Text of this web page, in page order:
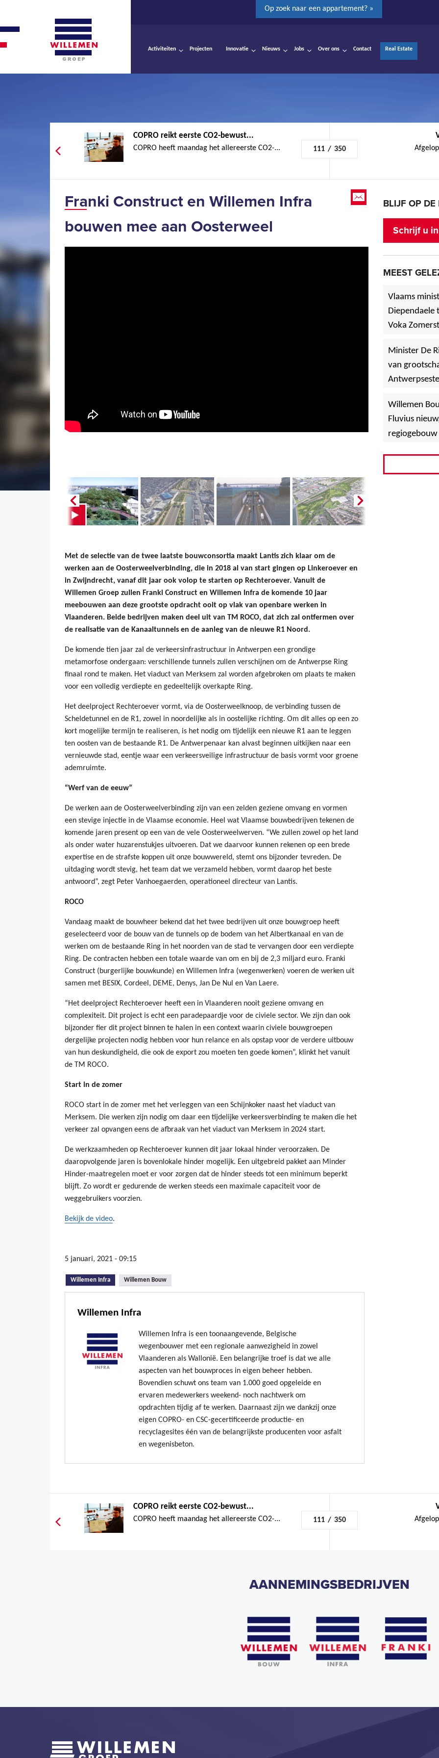
Op zoek naar een appartement? »
Activiteiten Projecten Innovatie Nieuws Jobs Over ons Contact Real Estate
COPRO reikt eerste CO2-bewust...
COPRO heeft maandag het allereerste CO2-... 111 / 350
Franki Construct en Willemen Infra
bouwen mee aan Oosterweel
Met de selectie van de twee laatste bouwconsortia maakt Lantis zich klaar om de
werken aan de Oosterweelverbinding, die in 2018 al van start gingen op Linkeroever en
in Zwijndrecht, vanaf dit jaar ook volop te starten op Rechteroever. Vanuit de
Willemen Groep zullen Franki Construct en Willemen Infra de komende 10 jaar
meebouwen aan deze grootste opdracht ooit op vlak van openbare werken in
Vlaanderen. Beide bedrijven maken deel uit van TM ROCO, dat zich zal ontfermen over
de realisatie van de Kanaaltunnels en de aanleg van de nieuwe R1 Noord.
De komende tien jaar zal de verkeersinfrastructuur in Antwerpen een grondige
metamorfose ondergaan: verschillende tunnels zullen verschijnen om de Antwerpse Ring
finaal rond te maken. Het viaduct van Merksem zal worden afgebroken om plaats te maken
voor een volledig verdiepte en gedeeltelijk overkapte Ring.
Het deelproject Rechteroever vormt, via de Oosterweelknoop, de verbinding tussen de
Scheldetunnel en de R1, zowel in noordelijke als in oostelijke richting. Om dit alles op een zo
kort mogelijke termijn te realiseren, is het nodig om tijdelijk een nieuwe R1 aan te leggen
ten oosten van de bestaande R1. De Antwerpenaar kan alvast beginnen uitkijken naar een
vernieuwde stad, eentje waar een verkeersveilige infrastructuur de basis vormt voor groene
ademruimte.
“Werf van de eeuw”
De werken aan de Oosterweelverbinding zijn van een zelden geziene omvang en vormen
een stevige injectie in de Vlaamse economie. Heel wat Vlaamse bouwbedrijven tekenen de
komende jaren present op een van de vele Oosterweelwerven. “We zullen zowel op het land
als onder water huzarenstukjes uitvoeren. Dat we daarvoor kunnen rekenen op een brede
expertise en de strafste koppen uit onze bouwwereld, stemt ons bijzonder tevreden. De
uitdaging wordt stevig, het team dat we verzameld hebben, vormt daarop het beste
antwoord”, zegt Peter Vanhoegaerden, operationeel directeur van Lantis.
ROCO
Vandaag maakt de bouwheer bekend dat het twee bedrijven uit onze bouwgroep heeft
geselecteerd voor de bouw van de tunnels op de bodem van het Albertkanaal en van de
werken om de bestaande Ring in het noorden van de stad te vervangen door een verdiepte
Ring. De contracten hebben een totale waarde van om en bij de 2,3 miljard euro. Franki
Construct (burgerlijke bouwkunde) en Willemen Infra (wegenwerken) voeren de werken uit
samen met BESIX, Cordeel, DEME, Denys, Jan De Nul en Van Laere.
“Het deelproject Rechteroever heeft een in Vlaanderen nooit geziene omvang en
complexiteit. Dit project is echt een paradepaardje voor de civiele sector. We zijn dan ook
bijzonder fier dit project binnen te halen in een context waarin civiele bouwgroepen
dergelijke projecten nodig hebben voor hun relance en als opstap voor de verdere uitbouw
van hun deskundigheid, die ook de export zou moeten ten goede komen”, klinkt het vanuit
de TM ROCO.
Start in de zomer
ROCO start in de zomer met het verleggen van een Schijnkoker naast het viaduct van
Merksem. Die werken zijn nodig om daar een tijdelijke verkeersverbinding te maken die het
verkeer zal opvangen eens de afbraak van het viaduct van Merksem in 2024 start.
De werkzaamheden op Rechteroever kunnen dit jaar lokaal hinder veroorzaken. De
daaropvolgende jaren is bovenlokale hinder mogelijk. Een uitgebreid pakket aan Minder
Hinder-maatregelen moet er voor zorgen dat de hinder steeds tot een minimum beperkt
blijft. Zo wordt er gedurende de werken steeds een maximale capaciteit voor de
weggebruikers voorzien.
Bekijk de video.
5 januari, 2021 - 09:15
Willemen Infra (actieve tabblad)
Willemen Bouw
Willemen Infra
Willemen Infra is een toonaangevende, Belgische
wegenbouwer met een regionale aanwezigheid in zowel
Vlaanderen als Wallonië. Een belangrijke troef is dat we alle
aspecten van het bouwproces in eigen beheer hebben.
Bovendien schuwt ons team van 1.000 goed opgeleide en
ervaren medewerkers weekend- noch nachtwerk om
opdrachten tijdig af te werken. Daarnaast zijn we dankzij onze
eigen COPRO- en CSC-gecertificeerde productie- en
recyclagesites één van de belangrijkste producenten voor asfalt
en wegenisbeton.
BLIJF OP DE
Schrijf u
MEEST
Vlaams
Voka
Minister De
van
Willemen
Fluvius
COPRO reikt eerste CO2-bewust...
COPRO heeft maandag het allereerste CO2-... 111 / 350
AANNEMINGSBEDRIJVEN